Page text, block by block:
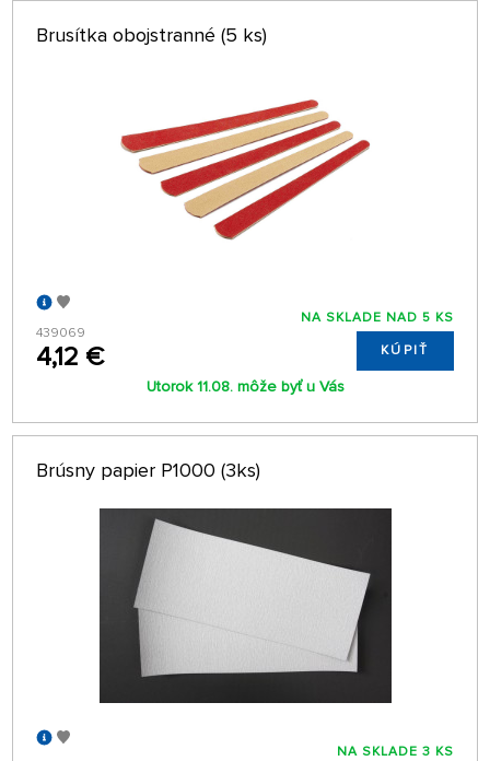
Brusítka obojstranné (5 ks)
439069
4,12 €
NA SKLADE NAD 5 KS
KÚPIŤ
Utorok 11.08. môže byť u Vás
Brúsny papier P1000 (3ks)
NA SKLADE 3 KS